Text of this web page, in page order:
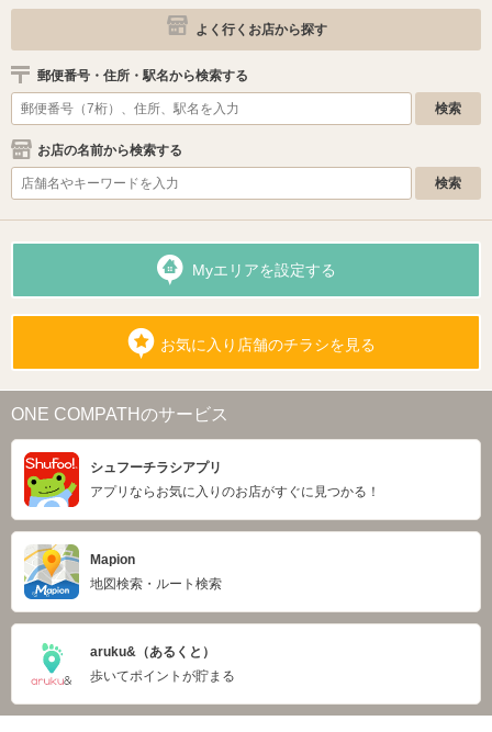
よく行くお店から探す
郵便番号・住所・駅名から検索する
お店の名前から検索する
Myエリアを設定する
お気に入り店舗のチラシを見る
ONE COMPATHのサービス
シュフーチラシアプリ
アプリならお気に入りのお店がすぐに見つかる！
Mapion
地図検索・ルート検索
aruku&（あるくと）
歩いてポイントが貯まる